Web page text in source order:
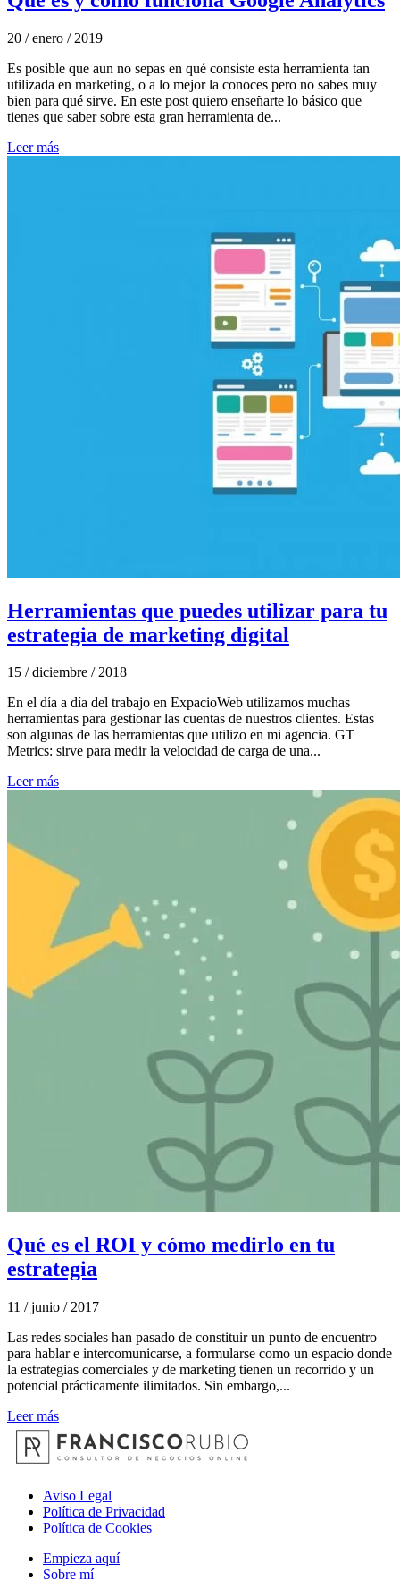
20 / enero / 2019
Es posible que aun no sepas en qué consiste esta herramienta tan
utilizada en marketing, o a lo mejor la conoces pero no sabes muy
bien para qué sirve. En este post quiero enseñarte lo básico que
tienes que saber sobre esta gran herramienta de...
Leer más
Herramientas que puedes utilizar para tu
estrategia de marketing digital
15 / diciembre / 2018
En el día a día del trabajo en ExpacioWeb utilizamos muchas
herramientas para gestionar las cuentas de nuestros clientes. Estas
son algunas de las herramientas que utilizo en mi agencia. GT
Metrics: sirve para medir la velocidad de carga de una...
Leer más
Qué es el ROI y cómo medirlo en tu
estrategia
11 / junio / 2017
Las redes sociales han pasado de constituir un punto de encuentro
para hablar e intercomunicarse, a formularse como un espacio donde
la estrategias comerciales y de marketing tienen un recorrido y un
potencial prácticamente ilimitados. Sin embargo,...
Leer más
Aviso Legal
Política de Privacidad
Política de Cookies
Empieza aquí
Sobre mí